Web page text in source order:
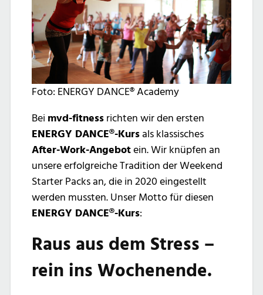
Foto: ENERGY DANCE® Academy
Bei mvd-fitness richten wir den ersten
ENERGY DANCE®-Kursals klassisches
After-Work-Angebotein. Wir knüpfen an
unsere erfolgreiche Tradition der Weekend
Starter Packs an, die in 2020 eingestellt
werden mussten. Unser Motto für diesen
ENERGY DANCE®-Kurs:
Raus aus dem Stress –
rein ins Wochenende.